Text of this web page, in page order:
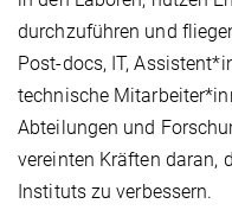
durchzuführen und
Post-docs, IT,
technische
Abteilungen und
vereinten Kräften daran,
Instituts zu verbessern.